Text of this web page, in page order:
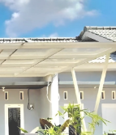
subsidi hanya 100